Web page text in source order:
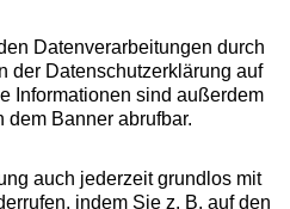
Datenverarbeitungen durch
der Datenschutzerklärung auf
Informationen sind außerdem
dem Banner abrufbar.
auch jederzeit grundlos mit
indem Sie z. B. auf den